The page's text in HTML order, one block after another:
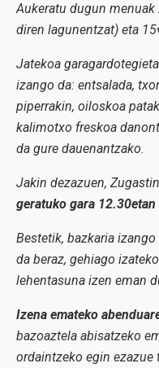
Aukeratu dugun
diren lagunentzat) eta
Jatekoa
izango da: entsalada,
piperrakin, oiloskoa
kalimotxo freskoa
da gure dauenantzako.
Jakin dezazuen,
geratuko gara 12.30etan
Bestetik, bazkaria
da beraz, gehiago
lehentasuna izen eman
Izena emateko
bazoaztela abisatzeko
ordaintzeko egin ezazue